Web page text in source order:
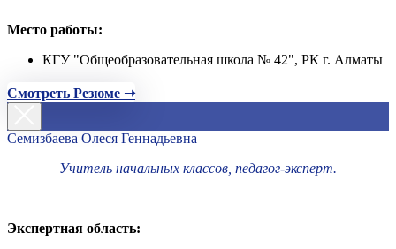
Место работы:
КГУ "Общеобразовательная школа № 42", РК г. Алматы
Смотреть Резюме ➝
Семизбаева Олеся Геннадьевна
Учитель начальных классов, педагог-эксперт.
Экспертная область: